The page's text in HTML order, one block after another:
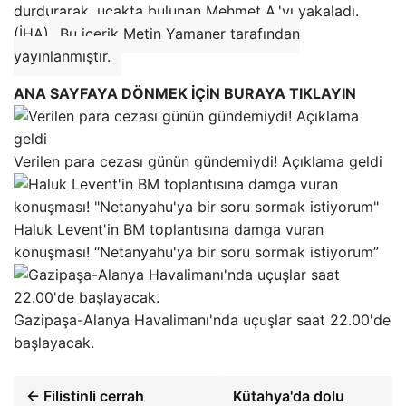
durdurarak, uçakta bulunan Mehmet A.'yı yakaladı.
(İHA)
Bu içerik Metin Yamaner tarafından
yayınlanmıştır.
ANA SAYFAYA DÖNMEK İÇİN BURAYA TIKLAYIN
Verilen para cezası günün gündemiydi! Açıklama geldi
Haluk Levent'in BM toplantısına damga vuran
konuşması! “Netanyahu'ya bir soru sormak istiyorum”
Gazipaşa-Alanya Havalimanı'nda uçuşlar saat 22.00'de
başlayacak.
← Filistinli cerrah
Kütahya'da dolu